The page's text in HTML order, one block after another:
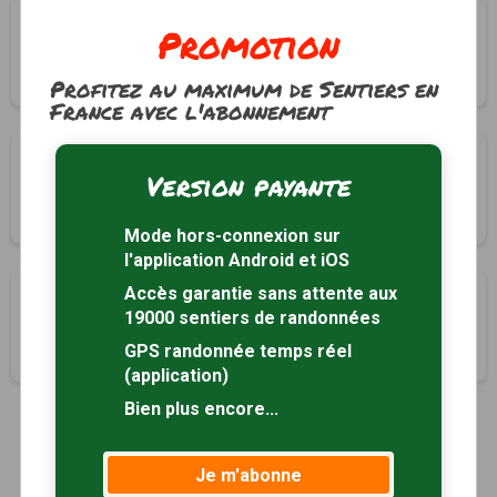
Romagné, Ille-et-Vilaine (35)
2h00
Circuit Bonne Fontaine
Romagné, Ille-et-Vilaine (35)
Circuit de l'Archapt
Romagné, Ille-et-Vilaine (35)
7.3 km
1
Promotion
Profitez au maximum de Sentiers en
France avec l'abonnement
Version payante
Mode hors-connexion sur
l'application Android et iOS
Accès garantie sans attente aux
19000 sentiers de randonnées
GPS randonnée temps réel
(application)
Bien plus encore...
Je m'abonne